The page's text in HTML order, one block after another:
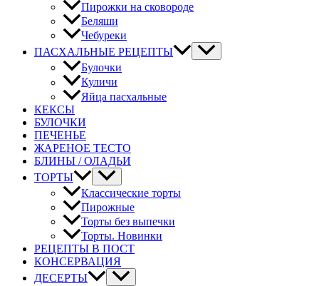
Пирожки на сковороде
Беляши
Чебуреки
ПАСХАЛЬНЫЕ РЕЦЕПТЫ
Булочки
Куличи
Яйца пасхальные
КЕКСЫ
БУЛОЧКИ
ПЕЧЕНЬЕ
ЖАРЕНОЕ ТЕСТО
БЛИНЫ / ОЛАДЬИ
ТОРТЫ
Классические торты
Пирожные
Торты без выпечки
Торты. Новинки
РЕЦЕПТЫ В ПОСТ
КОНСЕРВАЦИЯ
ДЕСЕРТЫ